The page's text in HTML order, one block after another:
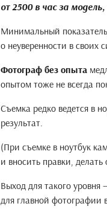
от 2500 в час за
Минимальный
о неуверенности в своих
Фотограф без опыта
опытом тоже не всегда
Съемка редко ведется в
результат.
(При съемке в ноутбук
и вносить правки, делать
Выход для такого
для главной фотографии